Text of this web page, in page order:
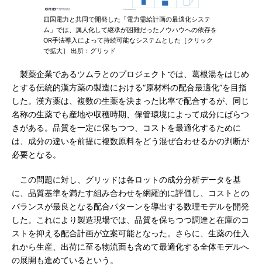
四国電力と共同で開発した「電力需給計画の最適化システ
ム」では、属人化して継承が困難だったノウハウへの依存を
OR手法導入によって持続可能なシステムとした［クリック
で拡大］ 出所：グリッド
製薬企業であるツムラとのプロジェクトでは、葛根湯をはじめ
とする伝統的漢方薬の製造における“原材料の配合最適化”を目指
した。漢方薬は、複数の生薬を決まった比率で配合するが、同じ
名称の生薬でも産地や収穫時期、保管環境によって成分にばらつ
きがある。品質を一定に保ちつつ、コストを最適化するために
は、成分の違いを前提に複数原料をどう混ぜ合わせるかの判断が
必要となる。
この問題に対し、グリッドは各ロットの成分分析データを基
に、品質基準を満たす組み合わせを網羅的に評価し、コストとの
バランスが最良となる配合パターンを導出する数理モデルを開発
した。これにより製造現場では、品質を保ちつつ調達と在庫のコ
ストを抑える配合計画が立案可能となった。さらに、生薬の仕入
れから生産、出荷に至る物流面も含めて最適化する全体モデルへ
の展開も進めているという。